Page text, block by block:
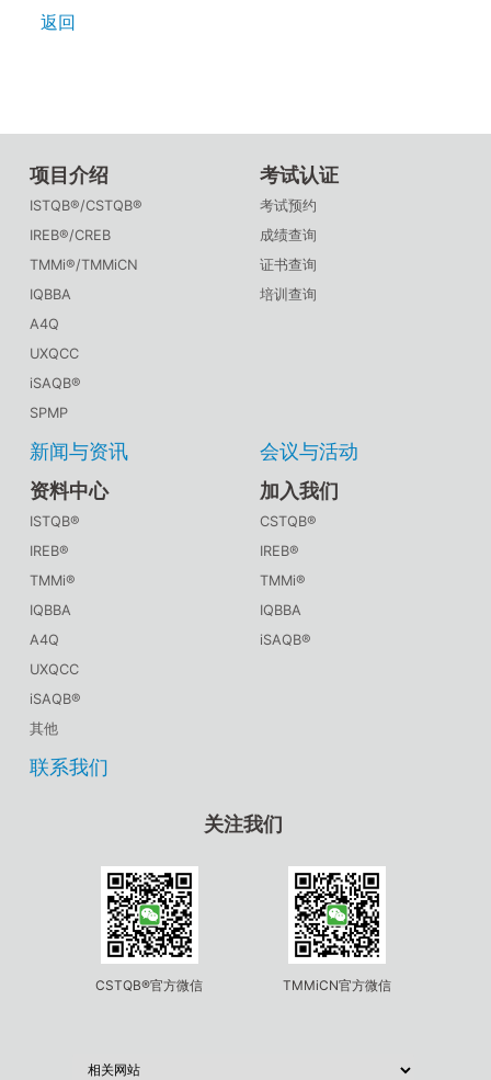
返回
项目介绍
ISTQB®/CSTQB®
IREB®/CREB
TMMi®/TMMiCN
IQBBA
A4Q
UXQCC
iSAQB®
SPMP
考试认证
考试预约
成绩查询
证书查询
培训查询
新闻与资讯
会议与活动
资料中心
ISTQB®
IREB®
TMMi®
IQBBA
A4Q
UXQCC
iSAQB®
其他
加入我们
CSTQB®
IREB®
TMMi®
IQBBA
iSAQB®
联系我们
关注我们
CSTQB®官方微信 TMMiCN官方微信